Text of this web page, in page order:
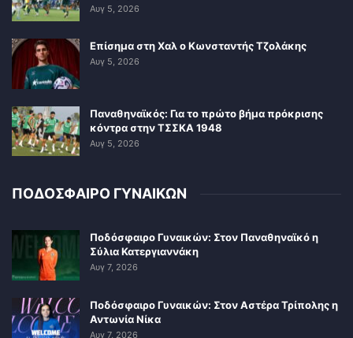
Αυγ 5, 2026
Επίσημα στη Χαλ ο Κωνσταντής Τζολάκης
Αυγ 5, 2026
Παναθηναϊκός: Για το πρώτο βήμα πρόκρισης
κόντρα στην ΤΣΣΚΑ 1948
Αυγ 5, 2026
ΠΟΔΟΣΦΑΙΡΟ ΓΥΝΑΙΚΩΝ
Ποδόσφαιρο Γυναικών: Στον Παναθηναϊκό η
Σύλια Κατεργιαννάκη
Αυγ 7, 2026
Ποδόσφαιρο Γυναικών: Στον Αστέρα Τρίπολης η
Αντωνία Νίκα
Αυγ 7, 2026